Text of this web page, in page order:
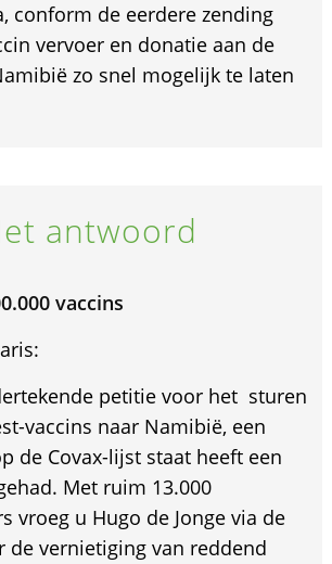
conform de eerdere zending
vervoer en donatie aan de
zo snel mogelijk te laten
antwoord
vaccins
petitie voor het sturen
vaccins naar Namibië, een
de Covax-lijst staat heeft een
Met ruim 13.000
vroeg u Hugo de Jonge via de
de vernietiging van reddend